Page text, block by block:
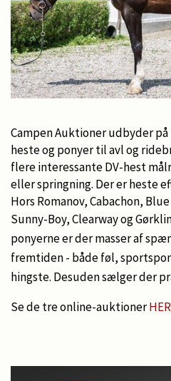
Campen Auktioner udbyder
heste og ponyer til avl og
flere interessante DV-hest
eller springning. Der er heste
Hors Romanov, Cabachon,
Sunny-Boy, Clearway og
ponyerne er der masser af
fremtiden - både føl,
hingste. Desuden sælger der
Se de tre online-auktionerHER